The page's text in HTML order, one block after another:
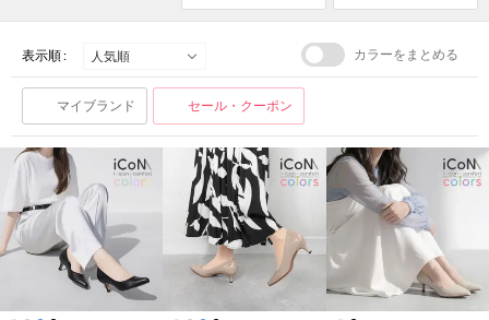
表示順 : カラーをまとめる
マイブランド セール・クーポン